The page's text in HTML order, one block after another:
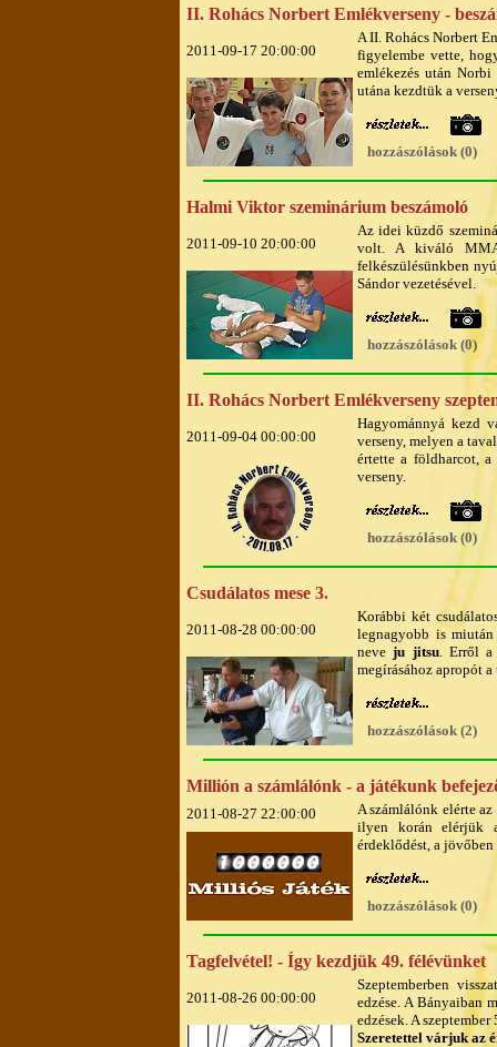
II. Rohács Norbert Emlékverseny -
2011-09-17 20:00:00
A II. Rohács Norbert
figyelembe vette,
emlékezés után
utána kezdtük a
hozzászólások (0)
Halmi Viktor szeminárium beszámoló
2011-09-10 20:00:00
Az idei küzdő
volt. A kiváló
felkészülésünkben
Sándor vezetésével.
hozzászólások (0)
II. Rohács Norbert Emlékverseny
2011-09-04 00:00:00
Hagyománnyá kezd
verseny, melyen a
értette a földharcot,
verseny.
hozzászólások (0)
Csudálatos mese 3.
2011-08-28 00:00:00
Korábbi két
legnagyobb is miután
neveju jitsu. Erről a
megírásához apropót
hozzászólások (2)
Millión a számlálónk - a játékunk
2011-08-27 22:00:00
A számlálónk elérte
ilyen korán elérjük
érdeklődést, a
hozzászólások (0)
Tagfelvétel! - Így kezdjük 49. félévünket
2011-08-26 00:00:00
Szeptemberben
edzése. A Bányaiban
edzések. A
Szeretettel várjuk az